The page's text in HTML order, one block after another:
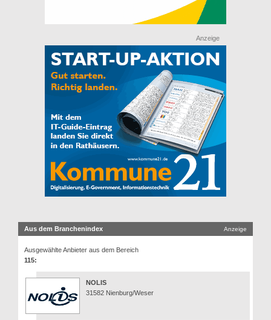
Anzeige
Aus dem Branchenindex Anzeige
Ausgewählte Anbieter aus dem Bereich
115:
NOLIS
31582 Nienburg/Weser